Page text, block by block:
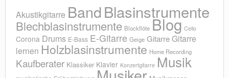
Akustikgitarre BandBlasinstrumente
Blechblasinstrumente Blockflöte Blog Cello
Corona Drums E-Bass E-Gitarre Geige GitarreGitarre
lernen Holzblasinstrumente Home Recording
Kaufberater Klassiker Klavier Konzertgitarre Musik